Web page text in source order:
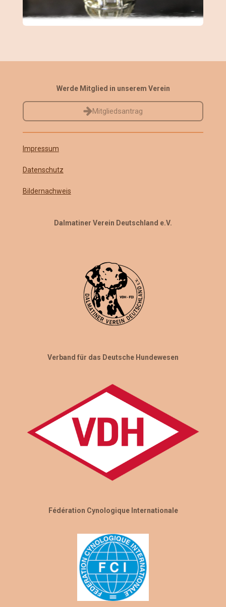
Werde Mitglied in unserem Verein
Mitgliedsantrag
Impressum
Datenschutz
Bildernachweis
Dalmatiner Verein Deutschland e.V.
Verband für das Deutsche Hundewesen
Fédération Cynologique Internationale